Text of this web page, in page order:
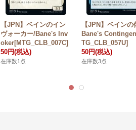
【JPN】ベインのイン
ヴォーカー/Bane's Inv
oker[MTG_CLB_007C]
50円(税込)
在庫数1点
【JPN】ベインの
Bane's
TG_CLB_057U]
50円(税込)
在庫数3点